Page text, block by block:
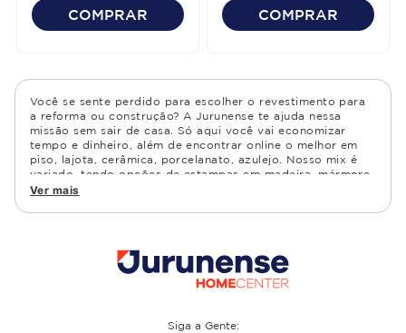
COMPRAR COMPRAR
Você se sente perdido para escolher o revestimento para
a reforma ou construção? A Jurunense te ajuda nessa
missão sem sair de casa. Só aqui você vai economizar
tempo e dinheiro, além de encontrar online o melhor em
piso, lajota, cerâmica, porcelanato, azulejo. Nosso mix é
variado, tendo opções de estampas em madeira, mármore,
granito, cimento, geométrico, e muito mais Confira as
cozinha, quarto, sala de estar.
Ver mais
Siga a Gente: